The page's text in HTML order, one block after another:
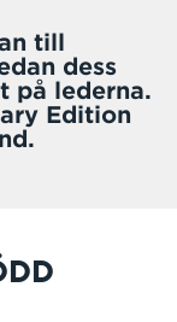
till
dess
på lederna.
Edition